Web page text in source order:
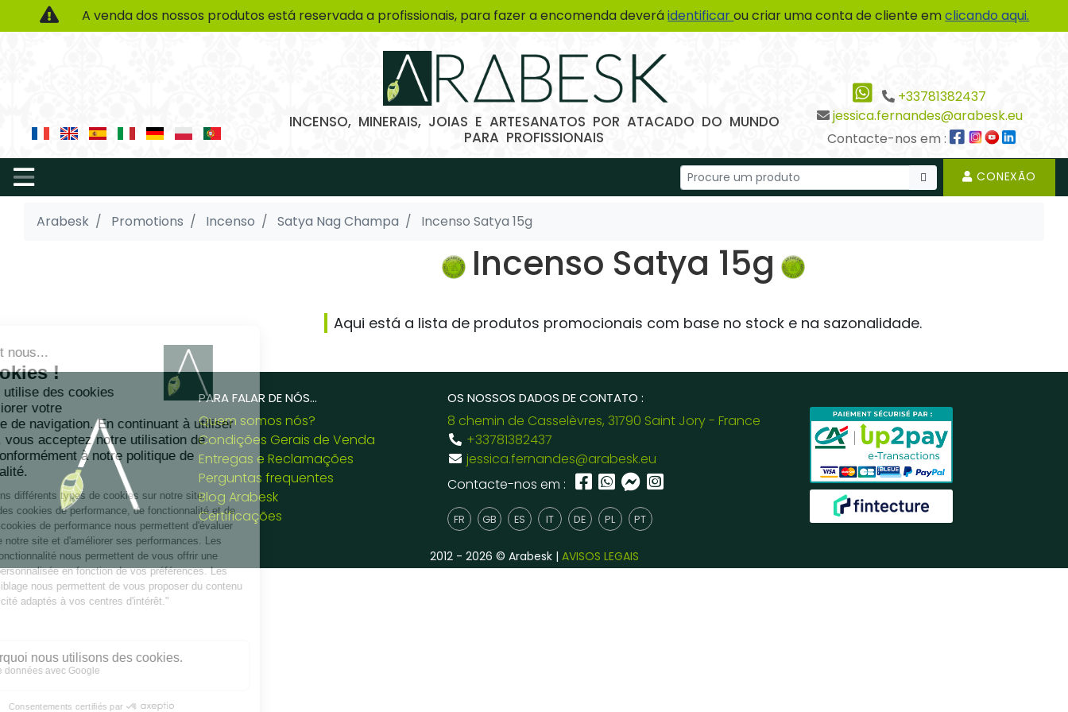
A venda dos nossos produtos está reservada a profissionais, para fazer a encomenda deveráidentificarou criar uma conta de cliente emclicando aqui.
INCENSO, MINERAIS, JOIAS E ARTESANATOS POR ATACADO DO MUNDO
PARA PROFISSIONAIS
+33781382437
jessica.fernandes@arabesk.eu
Contacte-nos em :
CONEXÃO
Arabesk Promotions Incenso Satya Nag Champa Incenso Satya 15g
Incenso Satya 15g
Aqui está a lista de produtos promocionais com base no stock e na sazonalidade.
PARA FALAR DE NÓS...
Quem somos nós?
Condições Gerais de Venda
Entregas e Reclamações
Perguntas frequentes
Blog Arabesk
Certificações
OS NOSSOS DADOS DE CONTATO :
8 chemin de Casselèvres, 31790 Saint Jory - France
+33781382437
jessica.fernandes@arabesk.eu
Contacte-nos em :
FR GB ES IT DE PL PT
2012 - 2026 © Arabesk | AVISOS LEGAIS